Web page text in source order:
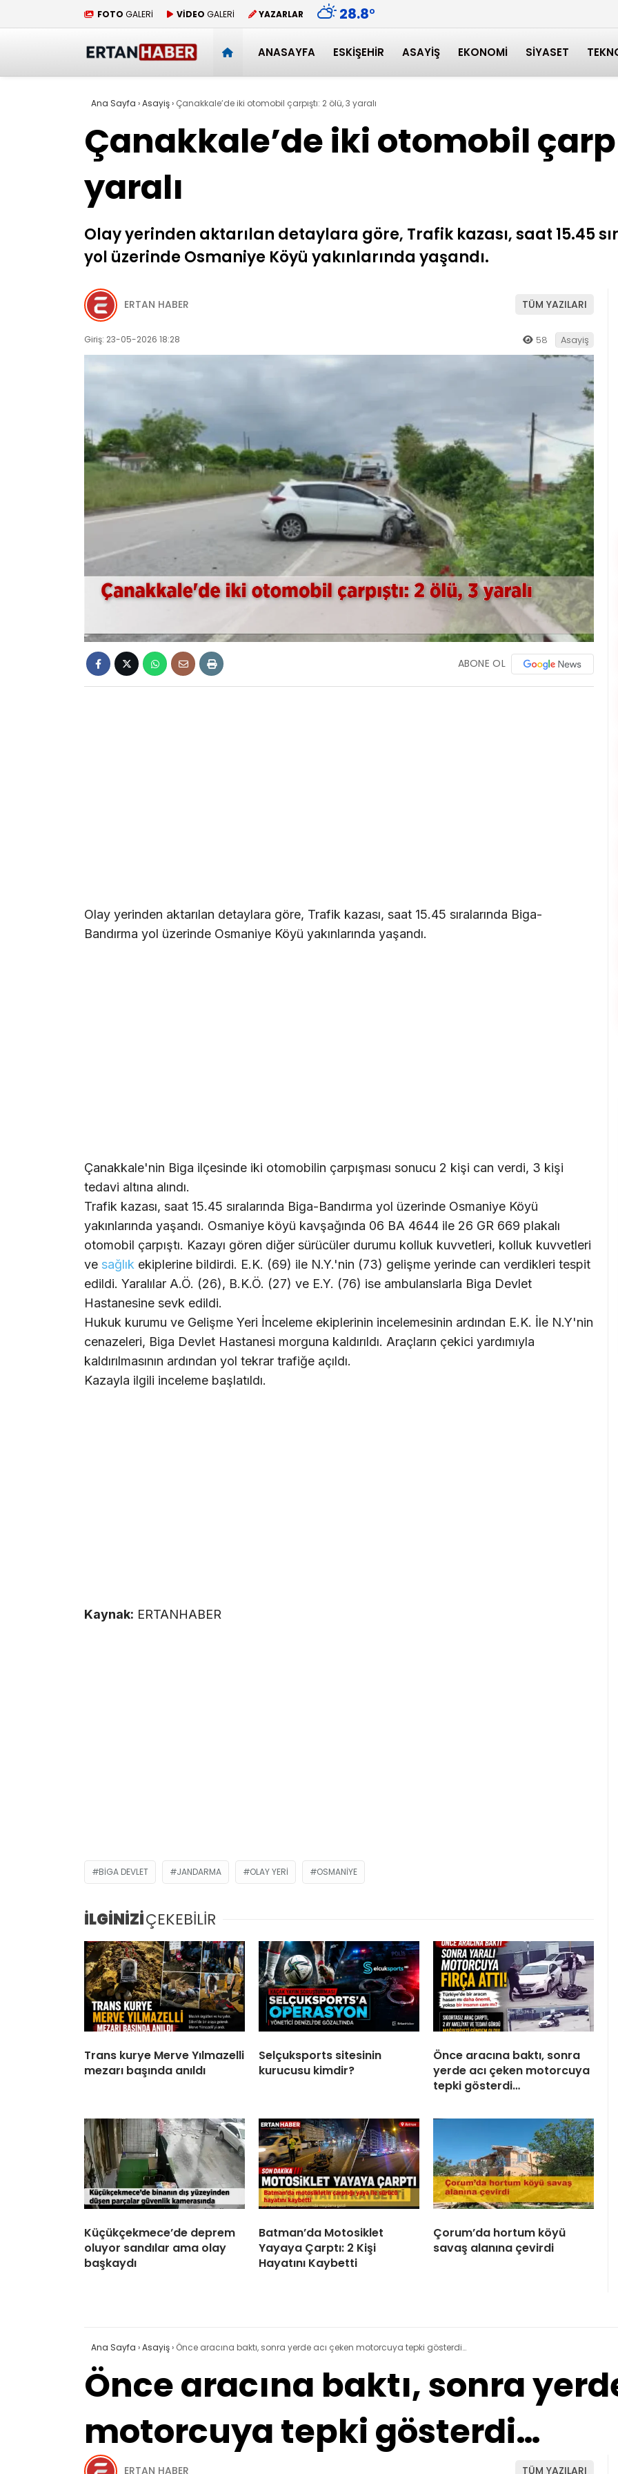
FOTO GALERİ VİDEO GALERİ YAZARLAR 28.8°
ANASAYFA ESKIŞEHIR ASAYIŞ EKONOMI SIYASET
Ana Sayfa ›Asayiş› Çanakkale’de iki otomobil çarpıştı: 2 ölü, 3 yaralı
Çanakkale’de iki otomobil
yaralı
Olay yerinden aktarılan detaylara göre, Trafik kazası, saat 15.45
yol üzerinde Osmaniye Köyü yakınlarında yaşandı.
ERTAN HABER TÜM YAZILARI
Giriş: 23-05-2026 18:28 58 Asayiş
ABONE OL
Olay yerinden aktarılan detaylara göre, Trafik kazası, saat 15.45 sıralarında Biga-
Bandırma yol üzerinde Osmaniye Köyü yakınlarında yaşandı.
Çanakkale'nin Biga ilçesinde iki otomobilin çarpışması sonucu 2 kişi can verdi, 3 kişi
tedavi altına alındı.
Trafik kazası, saat 15.45 sıralarında Biga-Bandırma yol üzerinde Osmaniye Köyü
yakınlarında yaşandı. Osmaniye köyü kavşağında 06 BA 4644 ile 26 GR 669 plakalı
otomobil çarpıştı. Kazayı gören diğer sürücüler durumu kolluk kuvvetleri, kolluk kuvvetleri
ve sağlık ekiplerine bildirdi. E.K. (69) ile N.Y.'nin (73) gelişme yerinde can verdikleri tespit
edildi. Yaralılar A.Ö. (26), B.K.Ö. (27) ve E.Y. (76) ise ambulanslarla Biga Devlet
Hastanesine sevk edildi.
Hukuk kurumu ve Gelişme Yeri İnceleme ekiplerinin incelemesinin ardından E.K. İle N.Y'nin
cenazeleri, Biga Devlet Hastanesi morguna kaldırıldı. Araçların çekici yardımıyla
kaldırılmasının ardından yol tekrar trafiğe açıldı.
Kazayla ilgili inceleme başlatıldı.
Kaynak: ERTANHABER
BIGA DEVLET JANDARMA OLAY YERI OSMANIYE
İLGİNİZİÇEKEBİLİR
Trans kurye Merve Yılmazelli
mezarı başında anıldı
Selçuksports sitesinin
kurucusu kimdir?
Önce aracına baktı, sonra
yerde acı çeken motorcuya
tepki gösterdi…
Küçükçekmece’de deprem
oluyor sandılar ama olay
başkaydı
Batman’da Motosiklet
Yayaya Çarptı: 2 Kişi
Hayatını Kaybetti
Çorum’da hortum köyü
savaş alanına çevirdi
Ana Sayfa ›Asayiş› Önce aracına baktı, sonra yerde acı çeken motorcuya tepki gösterdi…
Önce aracına baktı, sonra
motorcuya tepki gösterdi…
ERTAN HABER TÜM YAZILARI